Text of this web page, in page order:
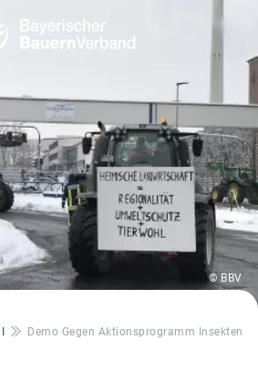
© BBV
Demo Gegen Aktionsprogramm